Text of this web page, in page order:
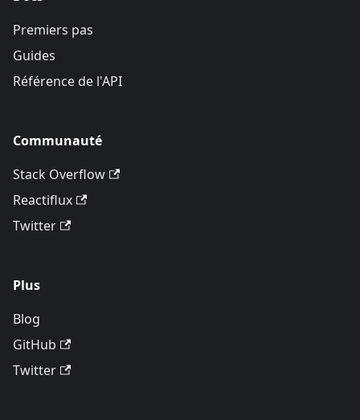
Premiers pas
Guides
Référence de l'API
Communauté
Stack Overflow
Reactiflux
Twitter
Plus
Blog
GitHub
Twitter